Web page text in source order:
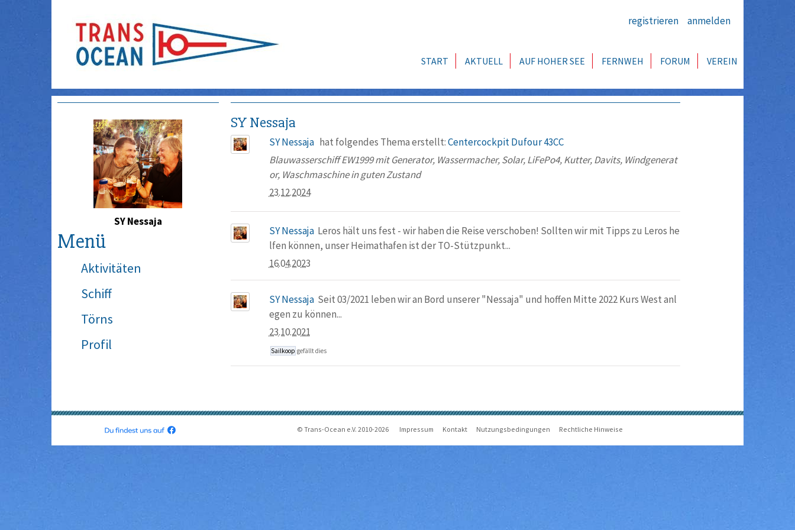
registrieren anmelden
START AKTUELL AUF HOHER SEE FERNWEH FORUM VEREIN
SY Nessaja
Menü
Aktivitäten
Schiff
Törns
Profil
SY Nessaja
SY Nessaja hat folgendes Thema erstellt:Centercockpit Dufour 43CC
Blauwasserschiff EW1999 mit Generator, Wassermacher, Solar, LiFePo4, Kutter, Davits, Windgenerat
or, Waschmaschine in guten Zustand
23.12.2024
SY Nessaja Leros hält uns fest - wir haben die Reise verschoben! Sollten wir mit Tipps zu Leros he
lfen können, unser Heimathafen ist der TO-Stützpunkt...
16.04.2023
SY Nessaja Seit 03/2021 leben wir an Bord unserer "Nessaja" und hoffen Mitte 2022 Kurs West anl
egen zu können...
23.10.2021
Sailkoop gefällt dies
© Trans-Ocean e.V. 2010-2026 Impressum Kontakt Nutzungsbedingungen Rechtliche Hinweise